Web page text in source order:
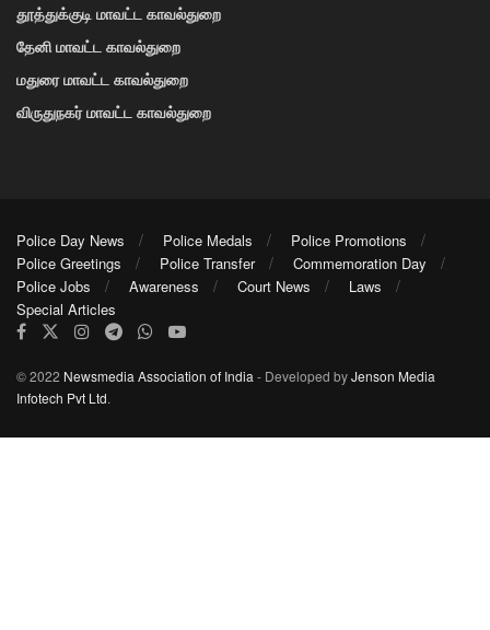
தூத்துக்குடி மாவட்ட காவல்துறை
தேனி மாவட்ட காவல்துறை
மதுரை மாவட்ட காவல்துறை
விருதுநகர் மாவட்ட காவல்துறை
Police Day News Police Medals
Police Promotions
Police Greetings
Police Transfer
Commemoration Day
Police Jobs
Awareness Court News
Laws
Special Articles
© 2022 Newsmedia Association of India - Developed byJenson Media
Infotech Pvt Ltd.